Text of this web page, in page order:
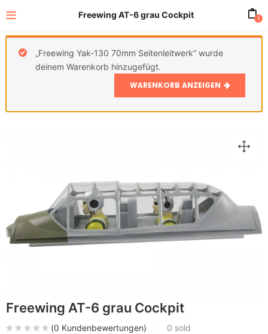
Freewing AT-6 grau Cockpit 1
„Freewing Yak-130 70mm Seitenleitwerk“ wurde
deinem Warenkorb hinzugefügt.
WARENKORB ANZEIGEN
Freewing AT-6 grau Cockpit
(0 Kundenbewertungen) 0 sold